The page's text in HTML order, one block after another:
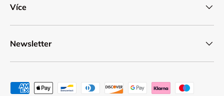
Více
Newsletter
Přijímané platební metody